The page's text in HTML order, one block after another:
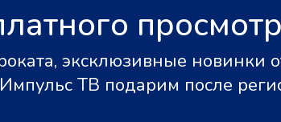
эксклюзивные новинки
ТВ подарим после